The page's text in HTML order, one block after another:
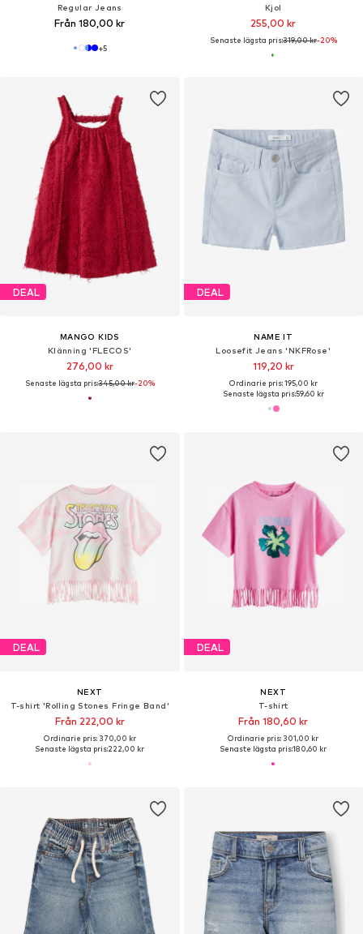
Regular Jeans
Från 180,00 kr
+5
Kjol
255,00 kr
Senaste lägsta pris:319,00 kr-20%
DEAL
MANGO KIDS
Klänning 'FLECOS'
276,00 kr
Senaste lägsta pris:345,00 kr-20%
DEAL
NAME IT
Loosefit Jeans 'NKFRose'
119,20 kr
Ordinarie pris: 195,00 kr
Senaste lägsta pris:59,60 kr
DEAL
NEXT
T-shirt 'Rolling Stones Fringe Band'
Från 222,00 kr
Ordinarie pris: 370,00 kr
Senaste lägsta pris:222,00 kr
DEAL
NEXT
T-shirt
Från 180,60 kr
Ordinarie pris: 301,00 kr
Senaste lägsta pris:180,60 kr